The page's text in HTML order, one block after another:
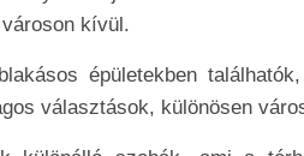
kívül.
épületekben
választások, különösen